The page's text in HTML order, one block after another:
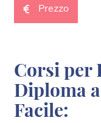
Prezzo
Corsi per Prendere il
Diploma
Facile: